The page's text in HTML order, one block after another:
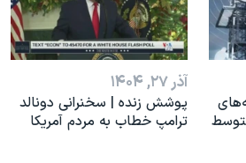
نوبل صلح
چین
آذر ۲۷, ۱۴۰۴
پوشش زنده | سخنرانی دونالد
ترامپ خطاب به مردم آمریکا